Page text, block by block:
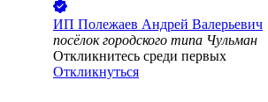
ИП Полежаев Андрей Валерьевич
посёлок городского типа Чульман
Откликнитесь среди первых
Откликнуться